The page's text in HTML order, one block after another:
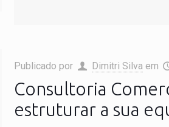
Publicado por Dimitri Silva em
Consultoria
estruturar a sua